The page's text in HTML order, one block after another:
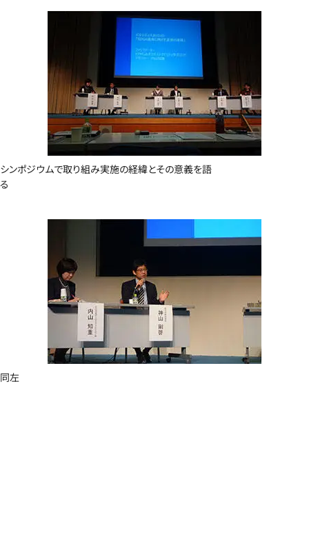
シンポジウムで取り組み実施の経緯とその意義を語
る
同左